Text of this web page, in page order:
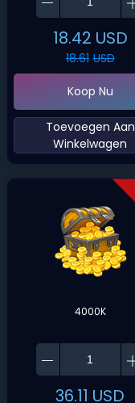
18.42 USD
18.61 USD
Koop Nu
‌Toevoegen Aan
Winkelwagen‌
4000K
36.11 USD